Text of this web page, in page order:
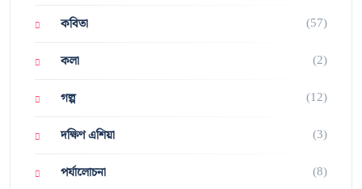
কবিতা (57)
কলা (2)
গল্প (12)
দক্ষিণ এশিয়া (3)
পর্যালোচনা (8)